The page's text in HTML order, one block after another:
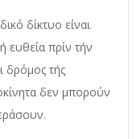
δίκτυο είναι
ευθεία πρίν τήν
δρόμος τής
δεν μπορούν